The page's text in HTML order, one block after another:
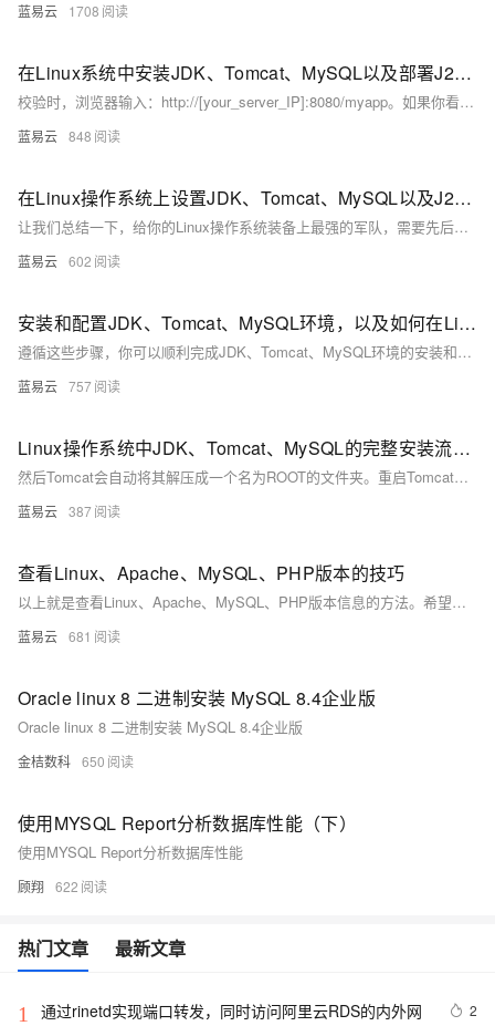
蓝易云 1708
在Linux系统中安装JDK、Tomcat、MySQL以及部署J2EE后端接口
校验时，浏览器输入：http://[your_server_IP]:8080/myapp。如果你看到你的应用的欢迎页面，恭喜你，一切都已就绪。
蓝易云 848
在Linux操作系统上设置JDK、Tomcat、MySQL以及J2EE后端接口的部署步骤
让我们总结一下，给你的Linux操作系统装备上最强的军队，需要先后装备好JDK的弓箭，布置好Tomcat的阵地，再把MySQL的物资原料准备好，最后部署好J2EE攻城车，那就准备好进军吧，你的Linux军团，无人可挡！
蓝易云 602
安装和配置JDK、Tomcat、MySQL环境，以及如何在Linux下更改后端端口。
遵循这些步骤，你可以顺利完成JDK、Tomcat、MySQL环境的安装和配置，并在Linux下更改后端端口。祝你顺利！
蓝易云 757
Linux操作系统中JDK、Tomcat、MySQL的完整安装流程以及J2EE后端接口的部署
然后Tomcat会自动将其解压成一个名为ROOT的文件夹。重启Tomcat，让新“植物”适应新环境。访问http://localhost:8080/yourproject看到你的项目页面，说明“植物”种植成功。
蓝易云 387
查看Linux、Apache、MySQL、PHP版本的技巧
以上就是查看Linux、Apache、MySQL、PHP版本信息的方法。希望这些信息能帮助你更好地理解和使用你的LAMP技术栈。
蓝易云 681
Oracle linux 8 二进制安装 MySQL 8.4企业版
Oracle linux 8 二进制安装 MySQL 8.4企业版
金桔数科 650
使用MYSQL Report分析数据库性能（下）
使用MYSQL Report分析数据库性能
顾翔 622
热门文章 最新文章
1 通过rinetd实现端口转发，同时访问阿里云RDS的内外网 2